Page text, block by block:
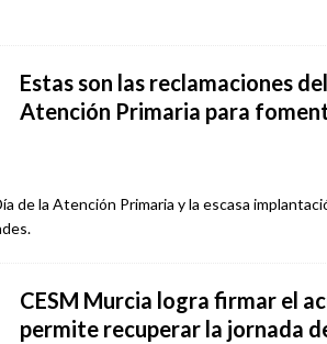
Estas son las reclamaciones
Atención Primaria para
de la Atención Primaria y la escasa
CESM Murcia logra firmar el
permite recuperar la jornada